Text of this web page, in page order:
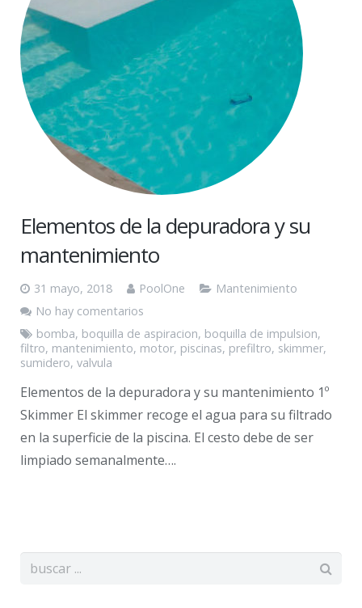
Elementos de la depuradora y su
mantenimiento
31 mayo, 2018 PoolOne
Mantenimiento
No hay comentarios
bomba, boquilla de aspiracion, boquilla de impulsion,
filtro, mantenimiento, motor, piscinas, prefiltro, skimmer,
sumidero, valvula
Elementos de la depuradora y su mantenimiento 1º
Skimmer El skimmer recoge el agua para su filtrado
en la superficie de la piscina. El cesto debe de ser
limpiado semanalmente….